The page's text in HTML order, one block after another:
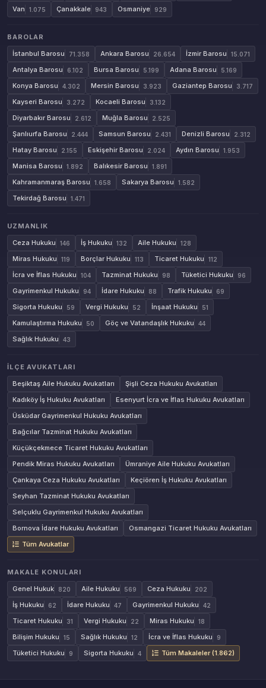
Van 1.075 Çanakkale 943 Osmaniye 929
BAROLAR
İstanbul Barosu
71.358 Ankara Barosu 26.654 İzmir Barosu 15.071
Antalya Barosu 6.102 Bursa Barosu 5.199 Adana Barosu 5.169
Konya Barosu 4.302 Mersin Barosu 3.923 Gaziantep Barosu 3.717
Kayseri Barosu 3.272 Kocaeli Barosu 3.132
Diyarbakır Barosu 2.612 Muğla Barosu 2.525
Şanlıurfa Barosu 2.444 Samsun Barosu 2.431 Denizli Barosu 2.312
Hatay Barosu 2.155 Eskişehir Barosu 2.024 Aydın Barosu 1.953
Manisa Barosu 1.892 Balıkesir Barosu 1.891
Kahramanmaraş Barosu 1.658 Sakarya Barosu 1.582
Tekirdağ Barosu 1.471
UZMANLIK
Ceza Hukuku
146 İş Hukuku 132 Aile Hukuku 128
Miras Hukuku 119 Borçlar Hukuku 113 Ticaret Hukuku 112
İcra ve İflas Hukuku 104 Tazminat Hukuku 98 Tüketici Hukuku 96
Gayrimenkul Hukuku 94 İdare Hukuku 88 Trafik Hukuku 69
Sigorta Hukuku 59 Vergi Hukuku 52 İnşaat Hukuku 51
Kamulaştırma Hukuku 50 Göç ve Vatandaşlık Hukuku 44
Sağlık Hukuku 43
İLÇE AVUKATLARI
Beşiktaş Aile Hukuku Avukatları
Şişli Ceza Hukuku Avukatları
Kadıköy İş Hukuku Avukatları
Esenyurt İcra ve İflas Hukuku Avukatları
Üsküdar Gayrimenkul Hukuku Avukatları
Bağcılar Tazminat Hukuku Avukatları
Küçükçekmece Ticaret Hukuku Avukatları
Pendik Miras Hukuku Avukatları
Ümraniye Aile Hukuku Avukatları
Çankaya Ceza Hukuku Avukatları
Keçiören İş Hukuku Avukatları
Seyhan Tazminat Hukuku Avukatları
Selçuklu Gayrimenkul Hukuku Avukatları
Bornova İdare Hukuku Avukatları
Osmangazi Ticaret Hukuku Avukatları
Tüm Avukatlar
MAKALE KONULARI
Genel Hukuk
820 Aile Hukuku 569 Ceza Hukuku 202
İş Hukuku 62 İdare Hukuku 47 Gayrimenkul Hukuku 42
Ticaret Hukuku 31 Vergi Hukuku 22 Miras Hukuku 18
Bilişim Hukuku 15 Sağlık Hukuku 12 İcra ve İflas Hukuku 9
Tüketici Hukuku 9 Sigorta Hukuku 4 Tüm Makaleler (1.862)